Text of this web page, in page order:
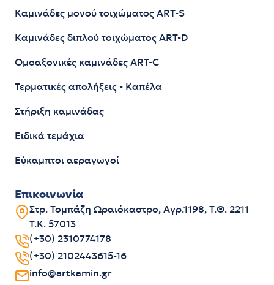
Καμινάδες μονού τοιχώματος ART-S
Καμινάδες διπλού τοιχώματος ART-D
Ομοαξονικές καμινάδες ART-C
Τερματικές απολήξεις - Καπέλα
Στήριξη καμινάδας
Ειδικά τεμάχια
Εύκαμπτοι αεραγωγοί
Επικοινωνία
Στρ. Τομπάζη Ωραιόκαστρο, Αγρ.1198, Τ.Θ. 2211
Τ.Κ. 57013
(+30) 2310774178
(+30) 2102443615-16
info@artkamin.gr